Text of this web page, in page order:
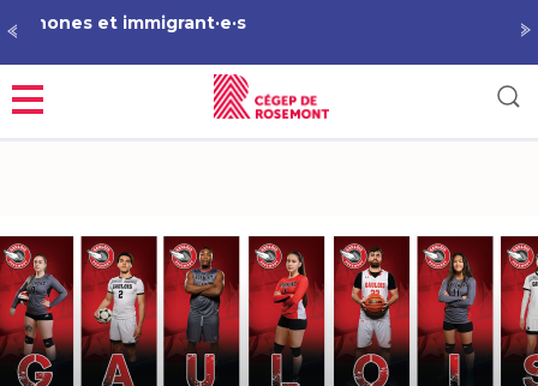
Démarche RAC en Techniques de pharmacie
Menu